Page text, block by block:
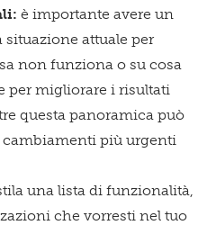
è importante avere un
situazione attuale per
non funziona o su cosa
per migliorare i risultati
questa panoramica può
più urgenti
una lista di funzionalità,
che vorresti nel tuo